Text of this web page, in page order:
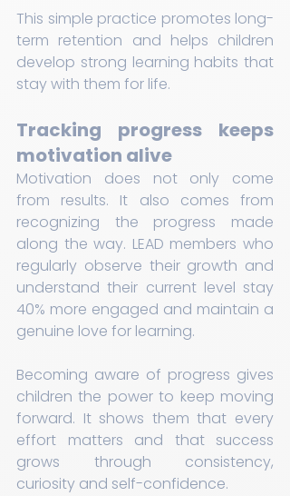
This simple practice promotes long-
term retention and helps children
develop strong learning habits that
stay with them for life.
Tracking progress keeps
motivation alive
Motivation does not only come
from results. It also comes from
recognizing the progress made
along the way. LEAD members who
regularly observe their growth and
understand their current level stay
40% more engaged and maintain a
genuine love for learning.
Becoming aware of progress gives
children the power to keep moving
forward. It shows them that every
effort matters and that success
grows through consistency,
curiosity and self-confidence.